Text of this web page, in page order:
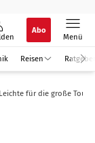
Abo
Menü
Reisen Ratgeber
für die große Tour